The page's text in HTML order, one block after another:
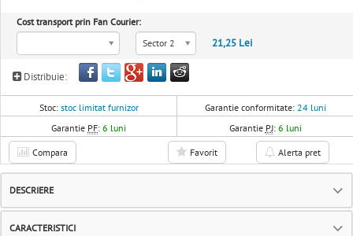
Cost transport prin Fan Courier:
Sector 2
21,25 Lei
Distribuie:
Stoc: stoc limitat furnizor Garantie conformitate: 24 luni
Garantie PF:6 luni Garantie PJ: 6 luni
Compara Favorit Alerta pret
DESCRIERE
CARACTERISTICI